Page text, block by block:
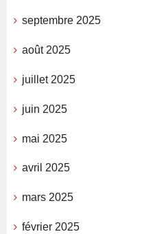
septembre 2025
août 2025
juillet 2025
juin 2025
mai 2025
avril 2025
mars 2025
février 2025